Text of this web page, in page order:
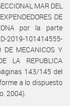
MAR DEL
DE
por la parte
2019-101414555-
MECANICOS Y
LA REPUBLICA
143/145 del
a lo dispuesto
2004).